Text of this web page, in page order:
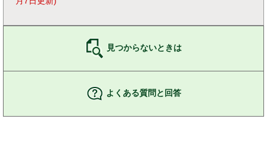
見つからないときは
よくある質問と回答